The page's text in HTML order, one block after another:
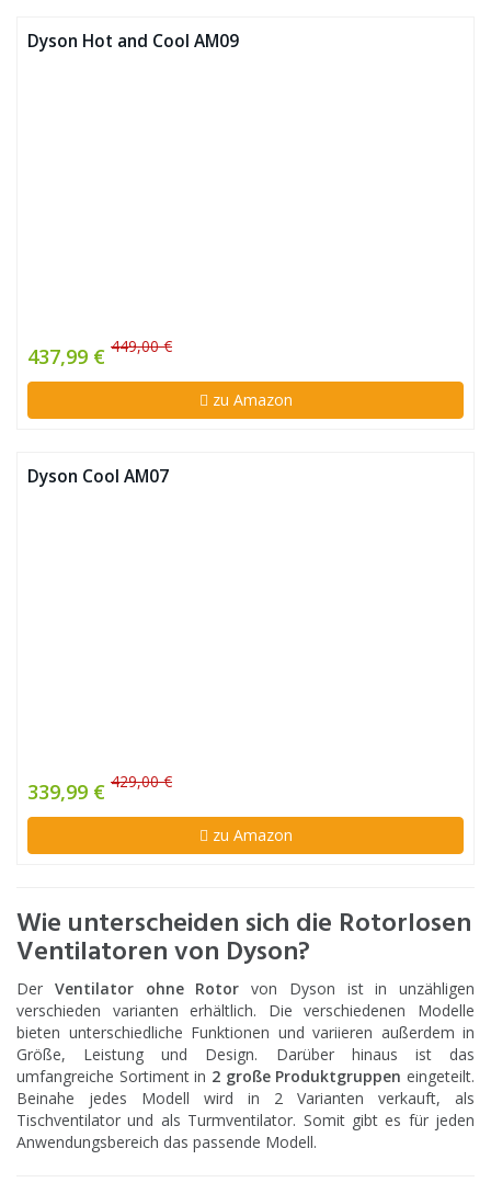
Dyson Hot and Cool AM09
437,99 € 449,00 €
zu Amazon
Dyson Cool AM07
339,99 € 429,00 €
zu Amazon
Wie unterscheiden sich die Rotorlosen
Ventilatoren von Dyson?
Der Ventilator ohne Rotor von Dyson ist in unzähligen
verschieden varianten erhältlich. Die verschiedenen Modelle
bieten unterschiedliche Funktionen und variieren außerdem in
Größe, Leistung und Design. Darüber hinaus ist das
umfangreiche Sortiment in 2 große Produktgruppen eingeteilt.
Beinahe jedes Modell wird in 2 Varianten verkauft, als
Tischventilator und als Turmventilator. Somit gibt es für jeden
Anwendungsbereich das passende Modell.